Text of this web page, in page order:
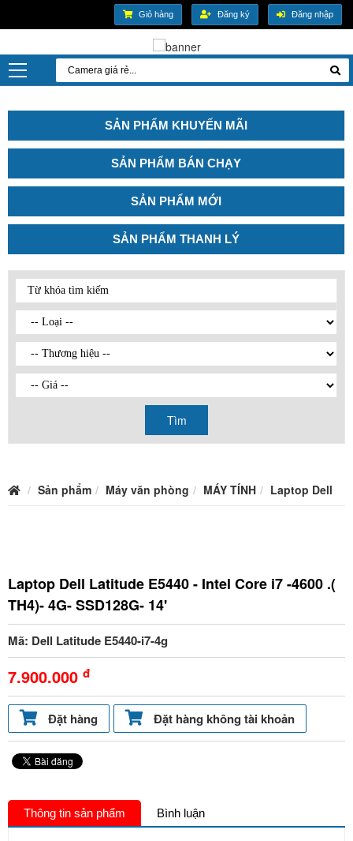
Giỏ hàng Đăng ký Đăng nhập
SẢN PHẨM KHUYẾN MÃI
SẢN PHẨM BÁN CHẠY
SẢN PHẨM MỚI
SẢN PHẨM THANH LÝ
Tìm
Sản phẩm Máy văn phòng MÁY TÍNH Laptop Dell
Laptop Dell Latitude E5440 - Intel Core i7 -4600 .(
TH4)- 4G- SSD128G- 14'
Mã: Dell Latitude E5440-i7-4g
7.900.000 đ
Đặt hàng Đặt hàng không tài khoản
Thông tin sản phẩm Bình luận